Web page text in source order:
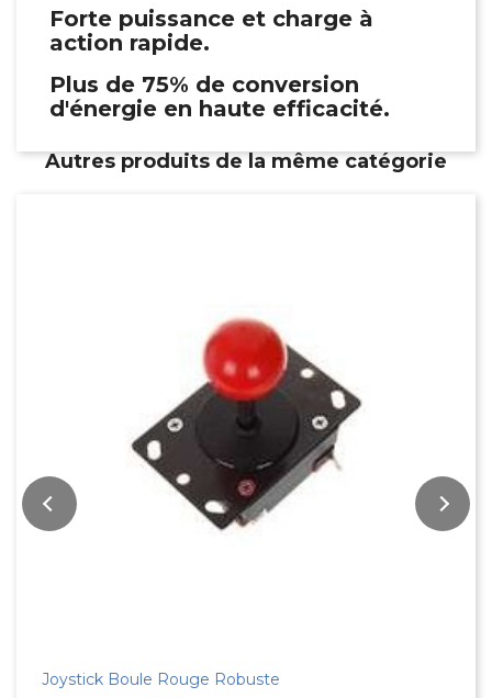
Forte puissance et charge à
action rapide.
Plus de 75% de conversion
d'énergie en haute efficacité.
Autres produits de la même catégorie
Joystick Boule Rouge Robuste